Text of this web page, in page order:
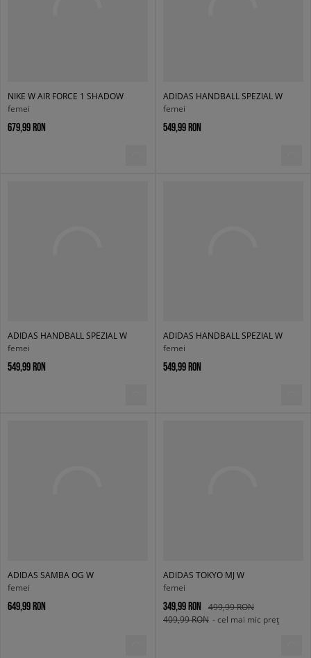
NIKE W AIR FORCE 1 SHADOW
femei
679,99 RON
ADIDAS HANDBALL SPEZIAL W
femei
549,99 RON
ADIDAS HANDBALL SPEZIAL W
femei
549,99 RON
ADIDAS HANDBALL SPEZIAL W
femei
549,99 RON
ADIDAS SAMBA OG W
femei
649,99 RON
ADIDAS TOKYO MJ W
femei
349,99 RON
499,99 RON
409,99 RON - cel mai mic preț